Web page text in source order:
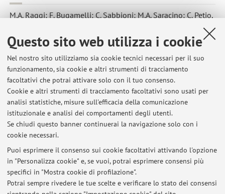
Questo sito web utilizza i cookie
Nel nostro sito utilizziamo sia cookie tecnici necessari per il suo
funzionamento, sia cookie e altri strumenti di tracciamento
facoltativi che potrai attivare solo con il tuo consenso.
Cookie e altri strumenti di tracciamento facoltativi sono usati per
analisi statistiche, misure sull'efficacia della comunicazione
istituzionale e analisi dei comportamenti degli utenti.
Se chiudi questo banner continuerai la navigazione solo con i
cookie necessari.
Puoi esprimere il consenso sui cookie facoltativi attivando l'opzione
in "Personalizza cookie" e, se vuoi, potrai esprimere consensi più
specifici in "Mostra cookie di profilazione".
Potrai sempre rivedere le tue scelte e verificare lo stato dei consensi
M.A. Raggi; F. Bugamelli; C. Sabbioni; M.A. Saracino; C. Petio,
Overdose da Risperidone: determinazione del farmaco e del suo
principale metabolita in plasma umano, in: Atti del XVII
Convegno Nazionale della Divisione di Chimica
Farmaceutica della Società Chimica Italiana, PISA, s.n, 2004,
pp. 38 - 38 (atti di: XVII Convegno Nazionale della Divisione
di Chimica Farmaceutica della Società Chimica Italiana,
Pisa, 6-10 settembre 2004) [Contributo in Atti di convegno]
Ultimi avvisi
Al momento non sono presenti avvisi.